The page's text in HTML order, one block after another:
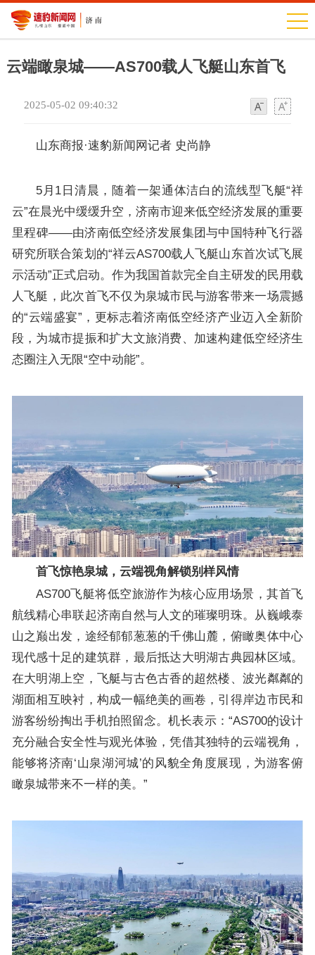
云端瞰泉城——AS700载人飞艇山东首飞
2025-05-02 09:40:32
山东商报·速豹新闻网记者 史尚静
5月1日清晨，随着一架通体洁白的流线型飞艇“祥
云”在晨光中缓缓升空，济南市迎来低空经济发展的重要
里程碑——由济南低空经济发展集团与中国特种飞行器
研究所联合策划的“祥云AS700载人飞艇山东首次试飞展
示活动”正式启动。作为我国首款完全自主研发的民用载
人飞艇，此次首飞不仅为泉城市民与游客带来一场震撼
的“云端盛宴”，更标志着济南低空经济产业迈入全新阶
段，为城市提振和扩大文旅消费、加速构建低空经济生
态圈注入无限“空中动能”。
首飞惊艳泉城，云端视角解锁别样风情
AS700飞艇将低空旅游作为核心应用场景，其首飞
航线精心串联起济南自然与人文的璀璨明珠。从巍峨泰
山之巅出发，途经郁郁葱葱的千佛山麓，俯瞰奥体中心
现代感十足的建筑群，最后抵达大明湖古典园林区域。
在大明湖上空，飞艇与古色古香的超然楼、波光粼粼的
湖面相互映衬，构成一幅绝美的画卷，引得岸边市民和
游客纷纷掏出手机拍照留念。机长表示：“AS700的设计
充分融合安全性与观光体验，凭借其独特的云端视角，
能够将济南‘山泉湖河城’的风貌全角度展现，为游客俯
瞰泉城带来不一样的美。”